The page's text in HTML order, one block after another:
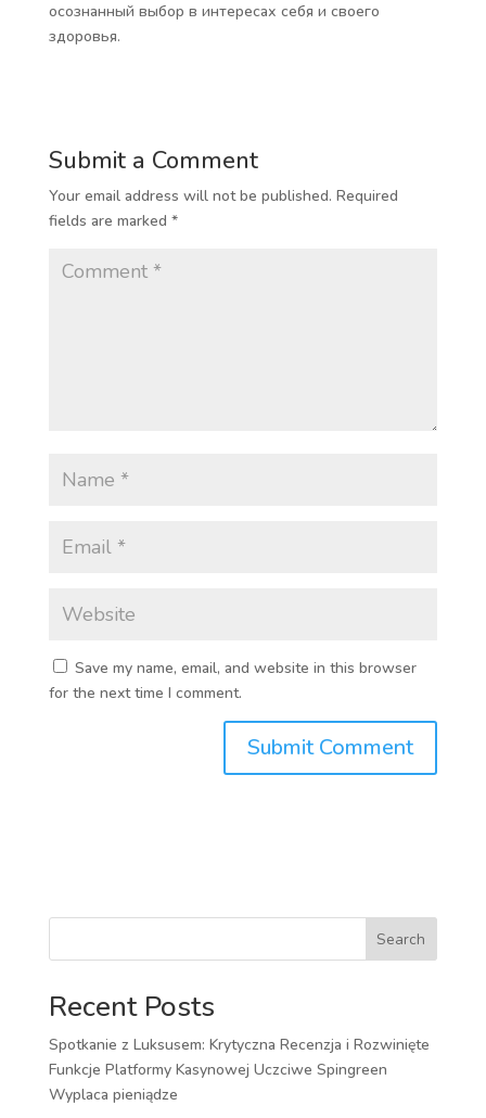
осознанный выбор в интересах себя и своего
здоровья.
Submit a Comment
Your email address will not be published. Required
fields are marked *
Save my name, email, and website in this browser
for the next time I comment.
Search
Recent Posts
Spotkanie z Luksusem: Krytyczna Recenzja i Rozwinięte
Funkcje Platformy Kasynowej Uczciwe Spingreen
Wyplaca pieniądze